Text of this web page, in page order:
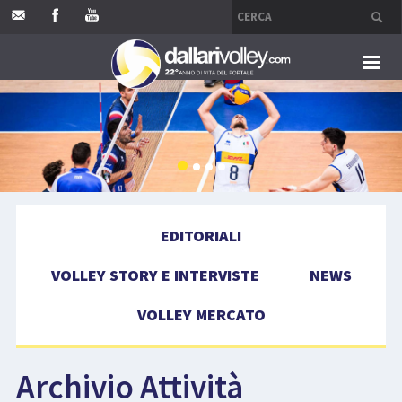
HOME
EDITORIALI
VOLLEY MERCATO
COMPETIZIONI
EVENTI
EDITORIALI
VOLLEY STORY E INTERVISTE
NEWS
VOLLEY MERCATO
Archivio Attività